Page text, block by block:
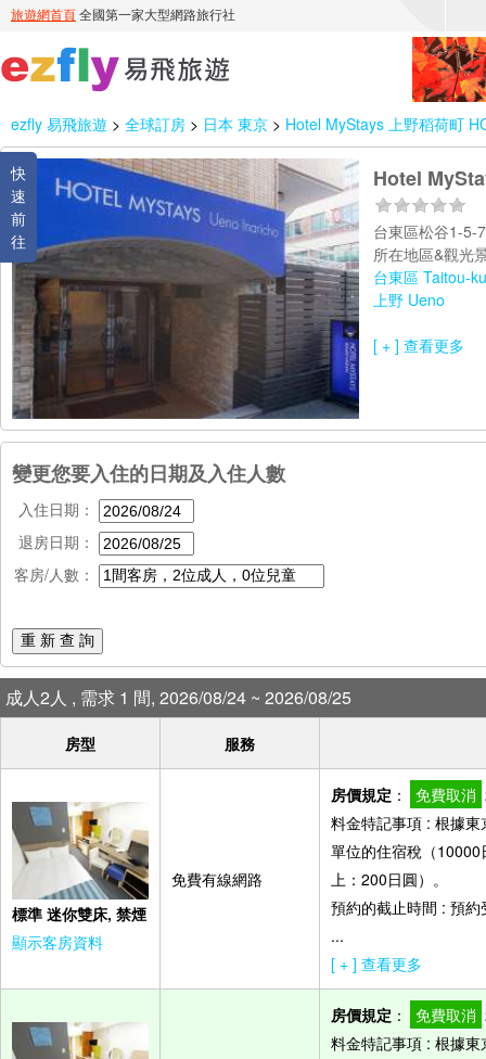
ezfly 易飛旅遊 > 全球訂房 > 日本 東京 > Hotel MyStays 上野稻荷町
快
速
前
往
Hotel
台東區松谷1-
所在地區&觀光
台東區 Taitou-ku
上野 Ueno
[ + ] 查看更多
變更您要入住的日期及入住人數
入住日期：
退房日期：
客房/人數：
重 新 查 詢
成人2人 , 需求 1 間, 2026/08/24 ~ 2026/08/25
房型 服務
標準 迷你雙床, 禁煙
顯示客房資料
免費有線網路
房價規定 ： 免費取消
料金特記事項 : 根據
單位的住宿稅（
上：200日圓）。
預約的截止時間 : 預
...
[ + ] 查看更多
房價規定 ： 免費取消
料金特記事項 : 根據